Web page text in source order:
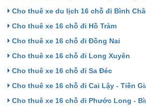
Cho thuê xe du lịch 16 chỗ đi Bình
Cho thuê xe 16 chỗ đi Hồ Tràm
Cho thuê xe 16 chỗ đi Đồng Nai
Cho thuê xe 16 chỗ đi Long Xuyên
Cho thuê xe 16 chỗ đi Sa Đéc
Cho thuê xe 16 chỗ đi Cai Lậy - Tiền
Cho thuê xe 16 chỗ đi Phước Long -